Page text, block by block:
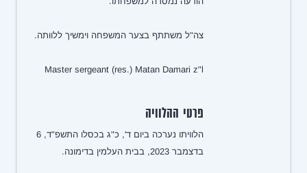
צה"ל משתתף בצער המשפחה וימשיך ללוותה.
Master sergeant (res.) Matan Damari z"l
פרטי ההלוויה
הלוויתו נערכה ביום ד', כ"ג בכסלו התשפ"ד, 6
בדצמבר 2023, בבית העלמין בדימונה.